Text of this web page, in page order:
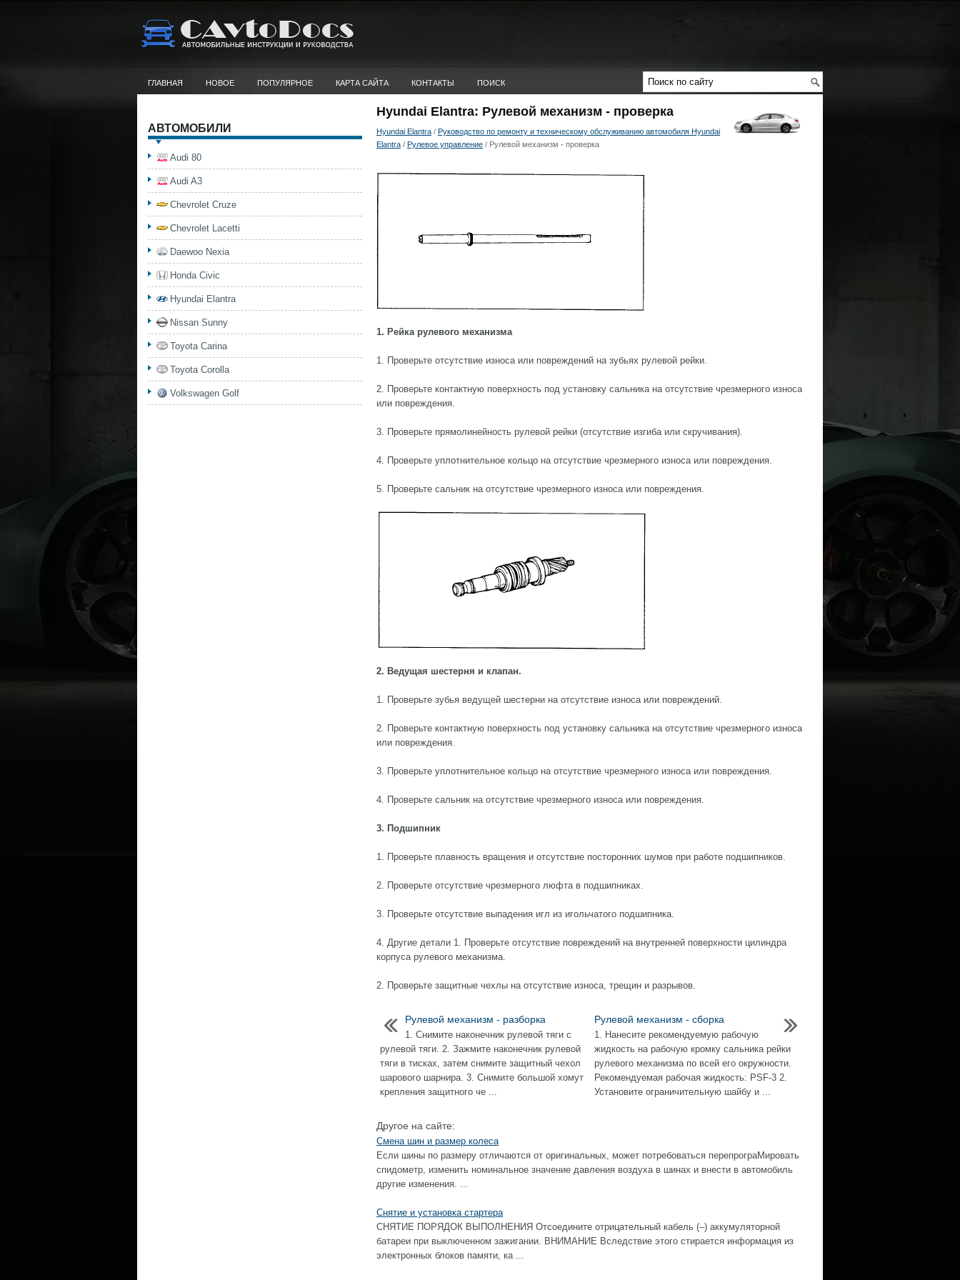
ГЛАВНАЯ НОВОЕ ПОПУЛЯРНОЕ КАРТА САЙТА КОНТАКТЫ ПОИСК
Hyundai Elantra: Рулевой механизм - проверка
Hyundai Elantra / Руководство по ремонту и техническому обслуживанию автомобиля Hyundai
Elantra / Рулевое управление / Рулевой механизм - проверка
1. Рейка рулевого механизма
1. Проверьте отсутствие износа или повреждений на зубьях рулевой рейки.
2. Проверьте контактную поверхность под установку сальника на отсутствие чрезмерного износа
или повреждения.
3. Проверьте прямолинейность рулевой рейки (отсутствие изгиба или скручивания).
4. Проверьте уплотнительное кольцо на отсутствие чрезмерного износа или повреждения.
5. Проверьте сальник на отсутствие чрезмерного износа или повреждения.
2. Ведущая шестерня и клапан.
1. Проверьте зубья ведущей шестерни на отсутствие износа или повреждений.
2. Проверьте контактную поверхность под установку сальника на отсутствие чрезмерного износа
или повреждения.
3. Проверьте уплотнительное кольцо на отсутствие чрезмерного износа или повреждения.
4. Проверьте сальник на отсутствие чрезмерного износа или повреждения.
3. Подшипник
1. Проверьте плавность вращения и отсутствие посторонних шумов при работе подшипников.
2. Проверьте отсутствие чрезмерного люфта в подшипниках.
3. Проверьте отсутствие выпадения игл из игольчатого подшипника.
4. Другие детали 1. Проверьте отсутствие повреждений на внутренней поверхности цилиндра
корпуса рулевого механизма.
2. Проверьте защитные чехлы на отсутствие износа, трещин и разрывов.
Рулевой механизм - разборка
1. Снимите наконечник рулевой тяги с
рулевой тяги. 2. Зажмите наконечник рулевой
тяги в тисках, затем снимите защитный чехол
шарового шарнира. 3. Снимите большой хомут
крепления защитного че ...
Рулевой механизм - сборка
1. Нанесите рекомендуемую рабочую
жидкость на рабочую кромку сальника рейки
рулевого механизма по всей его окружности.
Рекомендуемая рабочая жидкость: PSF-3 2.
Установите ограничительную шайбу и ...
Другое на сайте:
Смена шин и размер колеса
Если шины по размеру отличаются от оригинальных, может потребоваться перепрограМировать
спидометр, изменить номинальное значение давления воздуха в шинах и внести в автомобиль
другие изменения. ...
Снятие и установка стартера
СНЯТИЕ ПОРЯДОК ВЫПОЛНЕНИЯ Отсоедините отрицательный кабель (–) аккумуляторной
батареи при выключенном зажигании. ВНИМАНИЕ Вследствие этого стирается информация из
электронных блоков памяти, ка ...
АВТОМОБИЛИ
Audi 80
Audi A3
Chevrolet Cruze
Chevrolet Lacetti
Daewoo Nexia
Honda Civic
Hyundai Elantra
Nissan Sunny
Toyota Carina
Toyota Corolla
Volkswagen Golf